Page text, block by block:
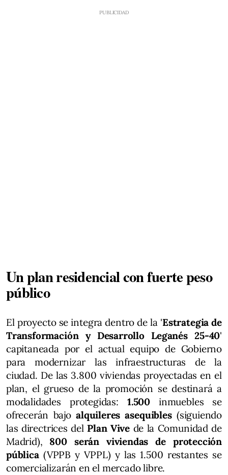
Un plan residencial con fuerte peso
público
El proyecto se integra dentro de la 'Estrategia de
Transformación y Desarrollo Leganés 25-40'
capitaneada por el actual equipo de Gobierno
para modernizar las infraestructuras de la
ciudad. De las 3.800 viviendas proyectadas en el
plan, el grueso de la promoción se destinará a
modalidades protegidas: 1.500inmuebles se
ofrecerán bajoalquileres asequibles(siguiendo
las directrices del Plan Vive de la Comunidad de
Madrid), 800 serán viviendas de protección
pública(VPPB y VPPL) y las 1.500 restantes se
comercializarán en el mercado libre.